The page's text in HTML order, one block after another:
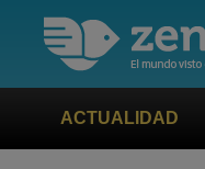
ACTUALIDAD
de la Jornada